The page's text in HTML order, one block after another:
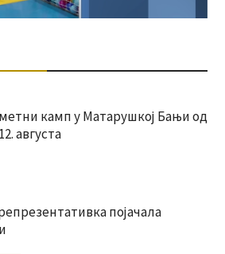
камп у Матарушкој Бањи од
августа
појачала